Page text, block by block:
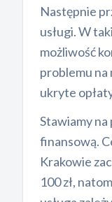
Następnie
usługi. W
możliwość
problemu na
ukryte
Stawiamy
finansową.
Krakowie
100 zł,